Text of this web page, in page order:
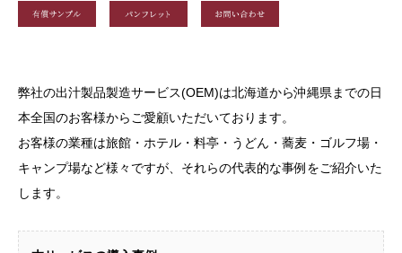
弊社の出汁製品製造サービス(OEM)は北海道から沖縄県までの日
本全国のお客様からご愛顧いただいております。
お客様の業種は旅館・ホテル・料亭・うどん・蕎麦・ゴルフ場・
キャンプ場など様々ですが、それらの代表的な事例をご紹介いた
します。